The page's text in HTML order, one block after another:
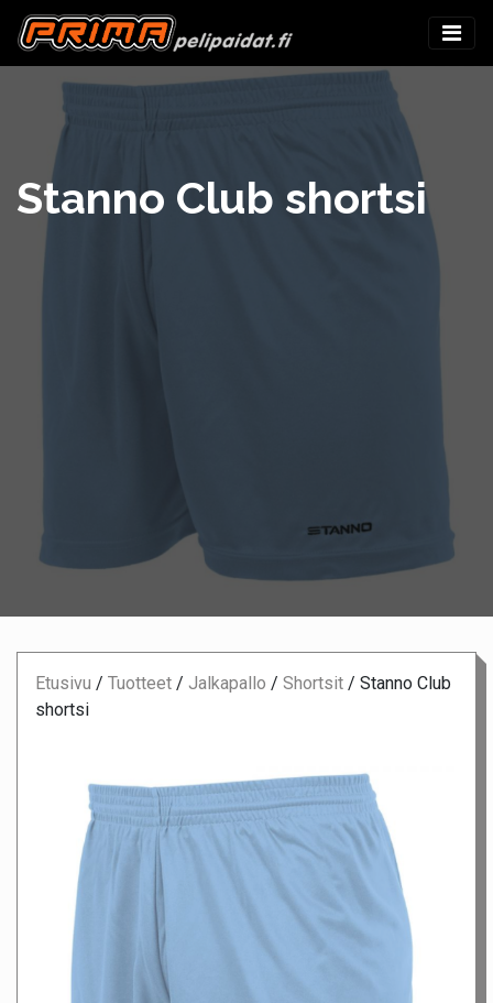
Stanno Club shortsi
Etusivu / Tuotteet / Jalkapallo / Shortsit / Stanno Club
shortsi